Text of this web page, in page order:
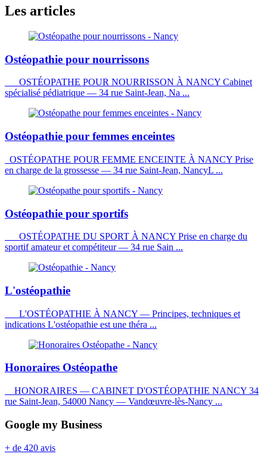
Les articles
Ostéopathie pour nourrissons
OSTÉOPATHE POUR NOURRISSON À NANCY Cabinet
spécialisé pédiatrique — 34 rue Saint-Jean, Na ...
Ostéopathie pour femmes enceintes
OSTÉOPATHE POUR FEMME ENCEINTE À NANCY Prise
en charge de la grossesse — 34 rue Saint-Jean, NancyL ...
Ostéopathie pour sportifs
OSTÉOPATHE DU SPORT À NANCY Prise en charge du
sportif amateur et compétiteur — 34 rue Sain ...
L'ostéopathie
L'OSTÉOPATHIE À NANCY — Principes, techniques et
indications L'ostéopathie est une théra ...
Honoraires Ostéopathe
HONORAIRES — CABINET D'OSTÉOPATHIE NANCY 34
rue Saint-Jean, 54000 Nancy — Vandœuvre-lès-Nancy ...
Google my Business
+ de 420 avis